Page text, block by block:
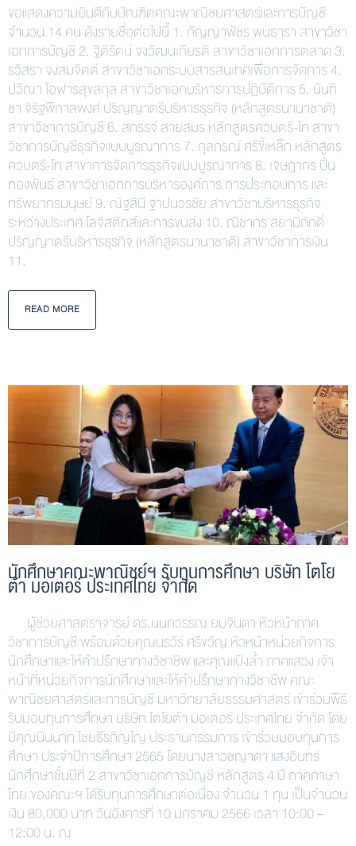
ขอแสดงความยินดีกับบัณฑิตคณะพาณิชยศาสตร์และการบัญชี
จำนวน 14 คน ดังรายชื่อต่อไปนี้ 1. กัญญาพัชร พนธารา สาขาวิชา
เอกการบัญชี 2. ฐิติรัตน์ จงวัฒนเกียรติ สาขาวิชาเอกการตลาด 3.
รวิสรา จงสมจิตต์ สาขาวิชาเอกระบบสารสนเทศเพื่อการจัดการ 4.
ปวีณา โอฬารสุขสกุล สาขาวิชาเอกบริหารการปฏิบัติการ 5. นันทิ
ชา จิรัฐพิกาลพงศ์ ปริญญาตรีบริหารธุรกิจ (หลักสูตรนานาชาติ)
สาขาวิชาการบัญชี 6. สกรรจ์ สายสมร หลักสูตรควบตรี-โท สาขา
วิชาการบัญชีธุรกิจแบบบูรณาการ 7. กุลภรณ์ ศรีขี้เหล็ก หลักสูตร
ควบตรี-โท สาขาการจัดการธุรกิจแบบบูรณาการ 8. เจษฎากร ปิ่น
ทองพันธ์ สาขาวิชาเอกการบริหารองค์การ การประกอบการ และ
ทรัพยากรมนุษย์ 9. ณัฐสินี ฐาปนวรชัย สาขาวิชาบริหารธุรกิจ
ระหว่างประเทศ โลจิสติกส์และการขนส่ง 10. ณิชากร สยามิภักดิ์
ปริญญาตรีบริหารธุรกิจ (หลักสูตรนานาชาติ) สาขาวิชาการเงิน
11.
READ MORE
นักศึกษาคณะพาณิชย์ฯ รับทุนการศึกษา บริษัท โตโย
ต้า มอเตอร์ ประเทศไทย จำกัด
ผู้ช่วยศาสตราจารย์ ดร.นนทวรรณ ยมจินดา หัวหน้าภาค
วิชาการบัญชี พร้อมด้วยคุณนรวีร์ ศรีขวัญ หัวหน้าหน่วยกิจการ
นักศึกษาและให้คำปรึกษาทางวิชาชีพ และคุณแป้งล่ำ ภาคแสวง เจ้า
หน้าที่หน่วยกิจการนักศึกษาและให้คำปรึกษาทางวิชาชีพ คณะ
พาณิชยศาสตร์และการบัญชี มหาวิทยาลัยธรรมศาสตร์ เข้าร่วมพิธี
รับมอบทุนการศึกษา บริษัท โตโยต้า มอเตอร์ ประเทศไทย จำกัด โดย
มีคุณนินนาท ไชยธีรภิญโญ ประธานกรรมการ เข้าร่วมมอบทุนการ
ศึกษา ประจำปีการศึกษา 2565 โดยนางสาวชญาดา แสงอินทร์
นักศึกษาชั้นปีที่ 2 สาขาวิชาเอกการบัญชี หลักสูตร 4 ปี ภาคภาษา
ไทย ของคณะฯ ได้รับทุนการศึกษาต่อเนื่อง จำนวน 1 ทุน เป็นจำนวน
เงิน 80,000 บาท วันอังคารที่ 10 มกราคม 2566 เวลา 10:00 –
12:00 น. ณ